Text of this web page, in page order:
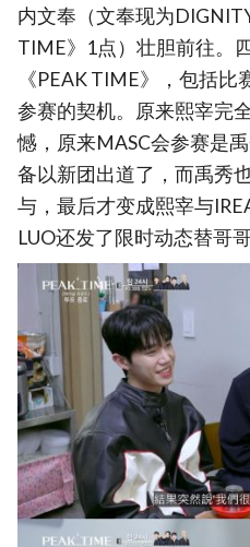
内文奉（文奉现为
TIME》1点）壮胆前往。
《PEAK TIME》，包括
参赛的契机。原来熙宰完
憾，原来MASC会参赛是
备以新团出道了，而禹秀
与，最后才变成熙宰与
LUO还发了限时动态替哥